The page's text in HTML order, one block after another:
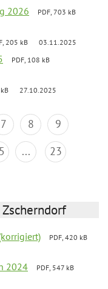
2026
PDF, 703 kB
205 kB 03.11.2025
PDF, 108 kB
27.10.2025
7 8
9
... 23
PDF, 420 kB
2024
PDF, 547 kB